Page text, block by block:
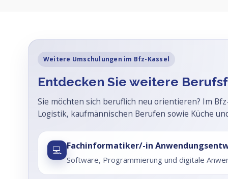
Weitere Umschulungen im Bfz-Kassel
Entdecken Sie weitere
Sie möchten sich beruflich neu orientieren? Im
Logistik, kaufmännischen Berufen sowie Küche
💻 Fachinformatiker/-in
Software, Programmierung und digitale